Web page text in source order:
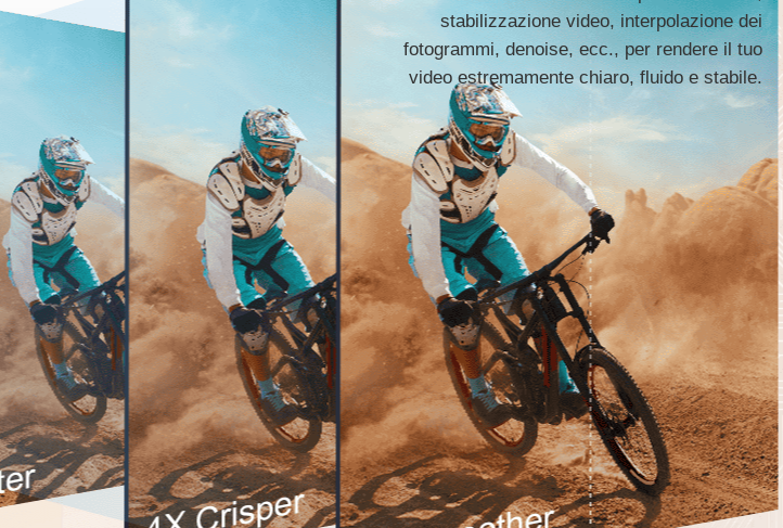
stabilizzazione video, interpolazione dei
fotogrammi, denoise, ecc., per rendere il tuo
video estremamente chiaro, fluido e stabile.